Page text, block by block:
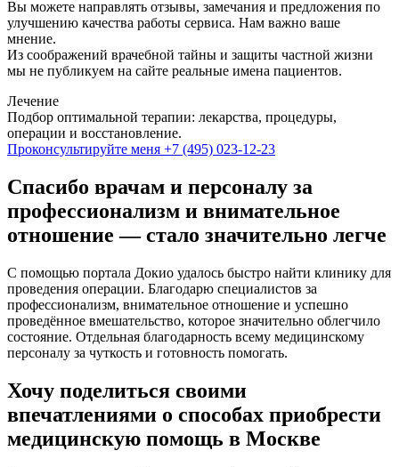
Вы можете направлять отзывы, замечания и предложения по
улучшению качества работы сервиса. Нам важно ваше
мнение.
Из соображений врачебной тайны и защиты частной жизни
мы не публикуем на сайте реальные имена пациентов.
Лечение
Подбор оптимальной терапии: лекарства, процедуры,
операции и восстановление.
Проконсультируйте меня +7 (495) 023-12-23
Спасибо врачам и персоналу за
профессионализм и внимательное
отношение — стало значительно легче
С помощью портала Докио удалось быстро найти клинику для
проведения операции. Благодарю специалистов за
профессионализм, внимательное отношение и успешно
проведённое вмешательство, которое значительно облегчило
состояние. Отдельная благодарность всему медицинскому
персоналу за чуткость и готовность помогать.
Хочу поделиться своими
впечатлениями о способах приобрести
медицинскую помощь в Москве